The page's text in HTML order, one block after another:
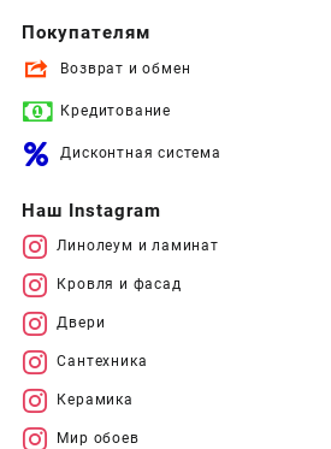
Покупателям
Возврат и обмен
Кредитование
Дисконтная система
Наш Instagram
Линолеум и ламинат
Кровля и фасад
Двери
Сантехника
Керамика
Мир обоев